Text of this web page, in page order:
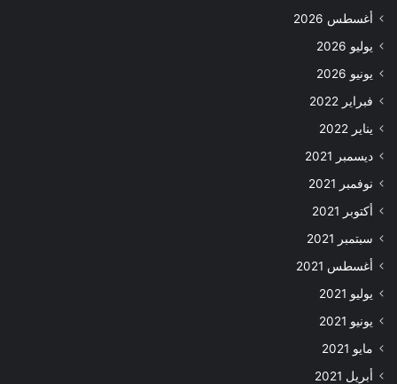
أغسطس 2026
يوليو 2026
يونيو 2026
فبراير 2022
يناير 2022
ديسمبر 2021
نوفمبر 2021
أكتوبر 2021
سبتمبر 2021
أغسطس 2021
يوليو 2021
يونيو 2021
مايو 2021
أبريل 2021